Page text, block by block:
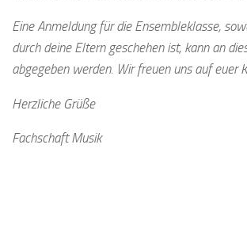
Eine Anmeldung für die Ensembleklasse,
durch deine Eltern geschehen ist, kann an
abgegeben werden. Wir freuen uns auf euer
Herzliche Grüße
Fachschaft Musik